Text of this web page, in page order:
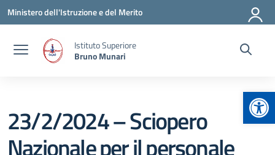
Vai ai contenuti
Vai al menu di navigazione
Vai al footer
Ministero dell'Istruzione e del Merito
Istituto Superiore
Bruno Munari
23/2/2024 – Sciopero
Nazionale per il personale